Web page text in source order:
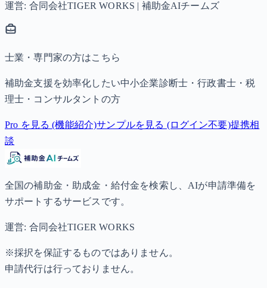
運営: 合同会社TIGER WORKS | 補助金AIチームズ
士業・専門家の方はこちら
補助金支援を効率化したい中小企業診断士・行政書士・税
理士・コンサルタントの方
Pro を見る (機能紹介)サンプルを見る (ログイン不要)提携相
談
全国の補助金・助成金・給付金を検索し、AIが申請準備を
サポートするサービスです。
運営: 合同会社TIGER WORKS
※採択を保証するものではありません。
申請代行は行っておりません。